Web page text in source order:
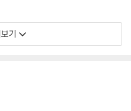
워크북』은 아이들이 어떤 상
하며, 통제하는 데 도움을 주는 완
기